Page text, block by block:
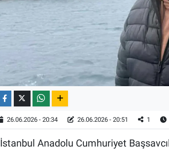
26.06.2026 - 20:34 26.06.2026 - 20:51 1
İstanbul Anadolu Cumhuriyet